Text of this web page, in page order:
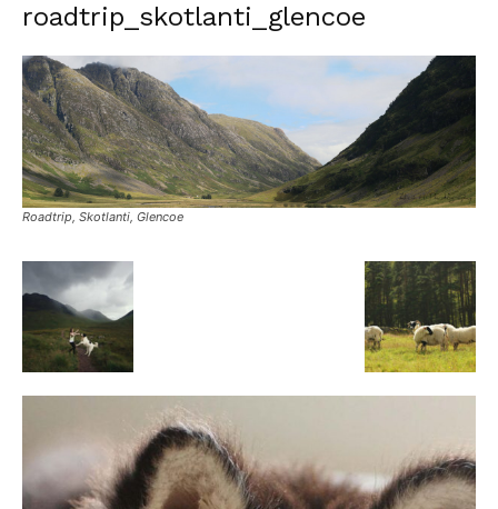
roadtrip_skotlanti_glencoe
Roadtrip, Skotlanti, Glencoe